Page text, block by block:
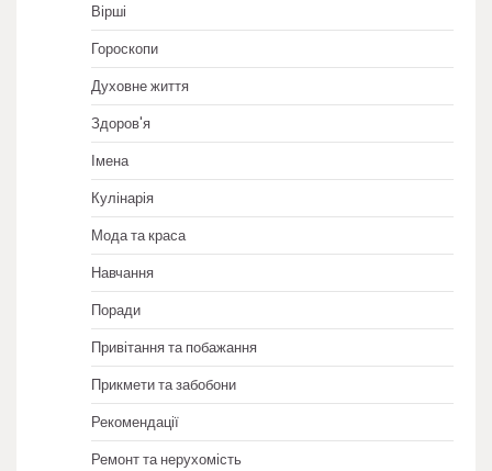
Вірші
Гороскопи
Духовне життя
Здоров'я
Імена
Кулінарія
Мода та краса
Навчання
Поради
Привітання та побажання
Прикмети та забобони
Рекомендації
Ремонт та нерухомість